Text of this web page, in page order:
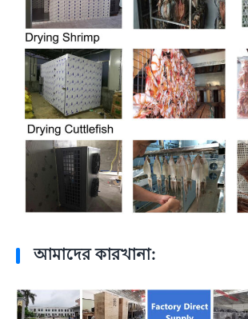
আমাদের কারখানা: